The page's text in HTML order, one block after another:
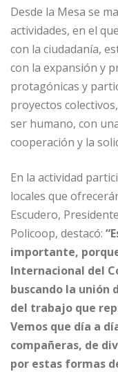
Desde la Mesa se
actividades, en el
con la ciudadanía,
con la expansión y
protagónicas y
proyectos
ser humano, con
cooperación y la
En la actividad
locales que
Escudero,
Policoop, destacó:
importante,
Internacional del
buscando la unión
del trabajo que
Vemos que día a
compañeras, de
por estas formas